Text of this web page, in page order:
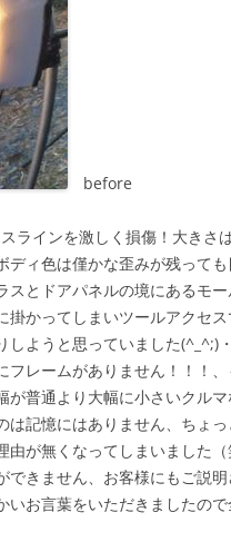
before
ラインを激しく損傷！大きさ
ィ色は僅かな歪みが残っても
とドアパネルの境にあるモ
かってしまいツールアクセ
ようと思っていました(^_^;)
レームがありません！！！
普通より大幅に小さいクル
記憶にはありません、ちょ
が無くなってしまいました
きません、お客様にもご説明
お言葉をいただきましたの